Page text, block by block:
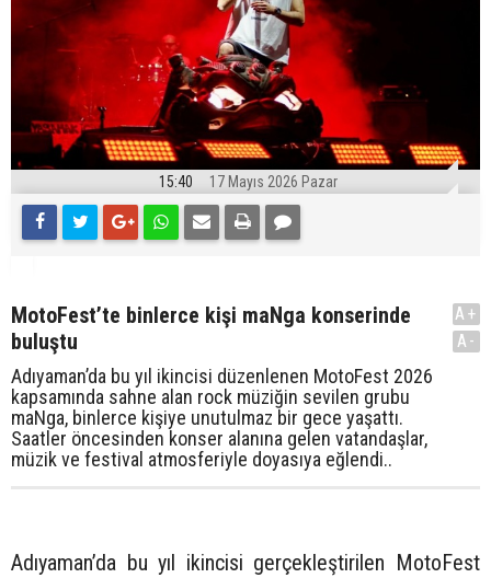
15:40 17 Mayıs 2026 Pazar
MotoFest’te binlerce kişi maNga konserinde
buluştu
Adıyaman’da bu yıl ikincisi düzenlenen MotoFest 2026
kapsamında sahne alan rock müziğin sevilen grubu
maNga, binlerce kişiye unutulmaz bir gece yaşattı.
Saatler öncesinden konser alanına gelen vatandaşlar,
müzik ve festival atmosferiyle doyasıya eğlendi..
A+
A-
Adıyaman’da bu yıl ikincisi gerçekleştirilen MotoFest